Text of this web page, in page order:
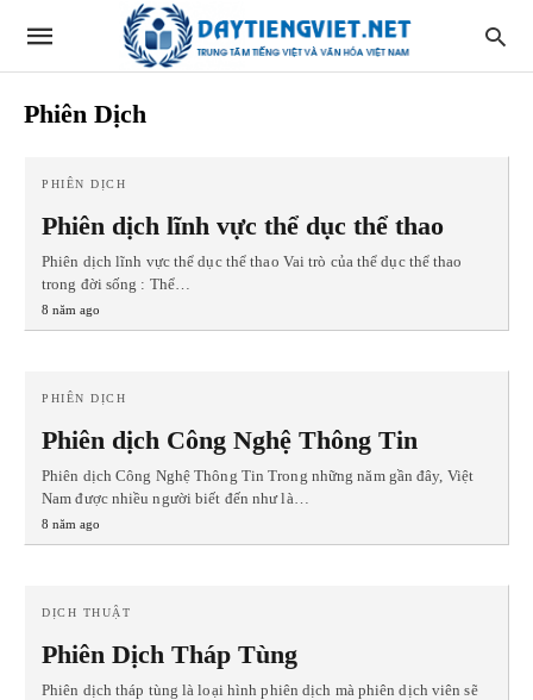
Phiên Dịch
PHIÊN DỊCH
Phiên dịch lĩnh vực thể dục thể thao
Phiên dịch lĩnh vực thể dục thể thao Vai trò của thể dục thể thao
trong đời sống : Thể…
8 năm ago
PHIÊN DỊCH
Phiên dịch Công Nghệ Thông Tin
Phiên dịch Công Nghệ Thông Tin Trong những năm gần đây, Việt
Nam được nhiều người biết đến như là…
8 năm ago
DỊCH THUẬT
Phiên Dịch Tháp Tùng
Phiên dịch tháp tùng là loại hình phiên dịch mà phiên dịch viên sẽ